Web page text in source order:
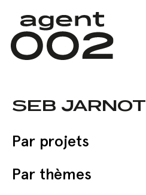
main
content
SEB JARNOT
Par projets
Par thèmes